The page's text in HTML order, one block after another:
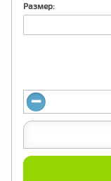
Размер: